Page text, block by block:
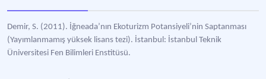
Demir, S. (2011). İğneada’nın Ekoturizm Potansiyeli’nin Saptanması
(Yayımlanmamış yüksek lisans tezi). İstanbul: İstanbul Teknik
Üniversitesi Fen Bilimleri Enstitüsü.